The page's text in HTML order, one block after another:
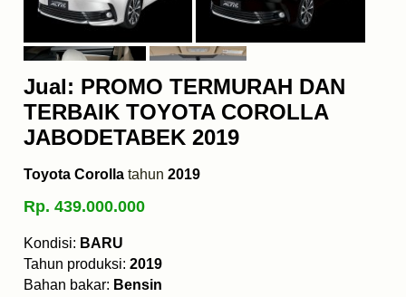
Jual: PROMO TERMURAH DAN
TERBAIK TOYOTA COROLLA
JABODETABEK 2019
Toyota Corolla tahun 2019
Rp. 439.000.000
Kondisi: BARU
Tahun produksi: 2019
Bahan bakar: Bensin